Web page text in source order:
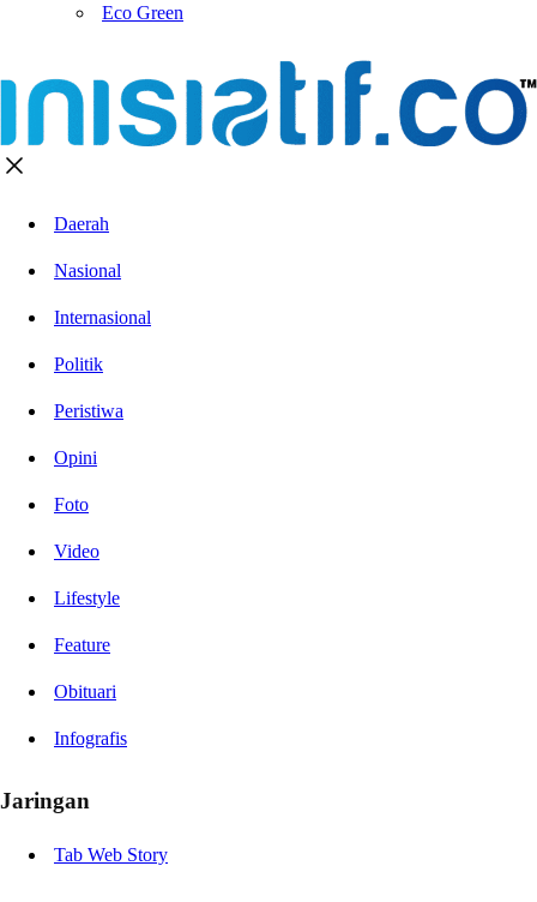
Eco Green
Daerah
Nasional
Internasional
Politik
Peristiwa
Opini
Foto
Video
Lifestyle
Feature
Obituari
Infografis
Jaringan
Tab Web Story